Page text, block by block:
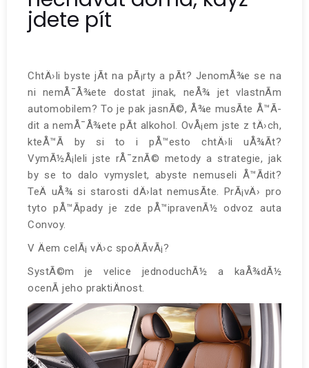
jdete pít
ChtÄ›li byste jÃ­t na pÃ¡rty a pÃ­t? JenomÅ¾e se na
ni nemÅ¯Å¾ete dostat jinak, neÅ¾ jet vlastnÃ­m
automobilem? To je pak jasnÃ©, Å¾e musÃ­te Å™Ã­
dit a nemÅ¯Å¾ete pÃ­t alkohol. OvÅ¡em jste z tÄ›ch,
kteÅ™Ã­ by si to i pÅ™esto chtÄ›li uÅ¾Ã­t?
VymÃ½Å¡leli jste rÅ¯znÃ© metody a strategie, jak
by se to dalo vymyslet, abyste nemuseli Å™Ã­dit?
TeÄ uÅ¾ si starosti dÄ›lat nemusÃ­te. PrÃ¡vÄ› pro
tyto pÅ™Ã­pady je zde pÅ™ipravenÃ½odvoz auta
Convoy.
V Äem celÃ¡ vÄ›c spoÄÃ­vÃ¡?
SystÃ©m je velice jednoduchÃ½ a kaÅ¾dÃ½
ocenÃ­ jeho praktiÄnost.